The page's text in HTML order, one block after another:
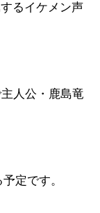
るイケメン声
人公・鹿島竜
定です。